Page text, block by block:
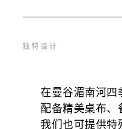
独特设计
在曼谷湄南河
配备精美桌布、
我们也可提供特